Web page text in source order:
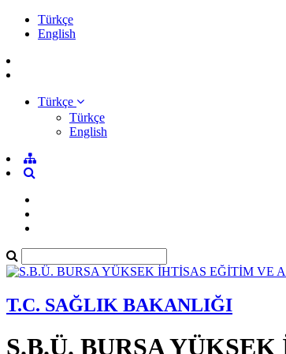
Türkçe
English
Türkçe
Türkçe
English
T.C. SAĞLIK BAKANLIĞI
S.B.Ü. BURSA